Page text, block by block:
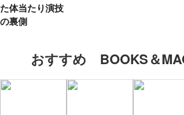
た体当たり演技
の裏側
おすすめ BOOKS＆